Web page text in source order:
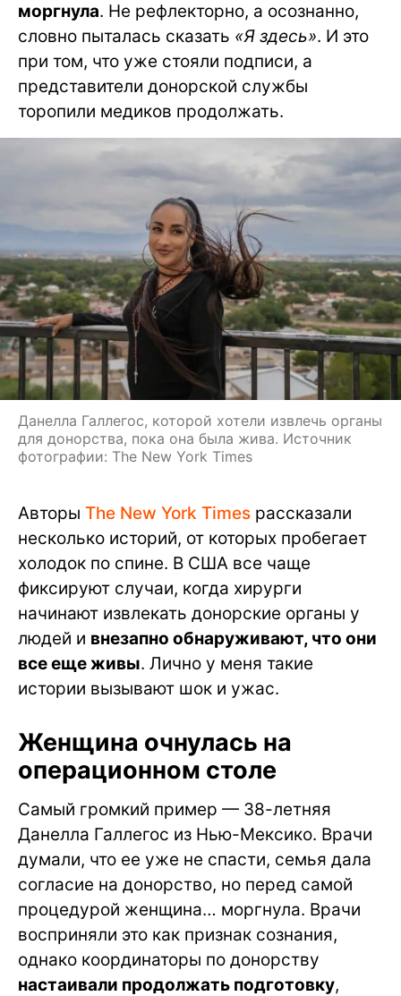
моргнула. Не рефлекторно, а осознанно,
словно пыталась сказать «Я здесь». И это
при том, что уже стояли подписи, а
представители донорской службы
торопили медиков продолжать.
Данелла Галлегос, которой хотели извлечь органы
для донорства, пока она была жива. Источник
фотографии: The New York Times
Авторы The New York Times рассказали
несколько историй, от которых пробегает
холодок по спине. В США все чаще
фиксируют случаи, когда хирурги
начинают извлекать донорские органы у
людей и внезапно обнаруживают, что они
все еще живы. Лично у меня такие
истории вызывают шок и ужас.
Женщина очнулась на
операционном столе
Самый громкий пример — 38-летняя
Данелла Галлегос из Нью-Мексико. Врачи
думали, что ее уже не спасти, семья дала
согласие на донорство, но перед самой
процедурой женщина… моргнула. Врачи
восприняли это как признак сознания,
однако координаторы по донорству
настаивали продолжать подготовку,